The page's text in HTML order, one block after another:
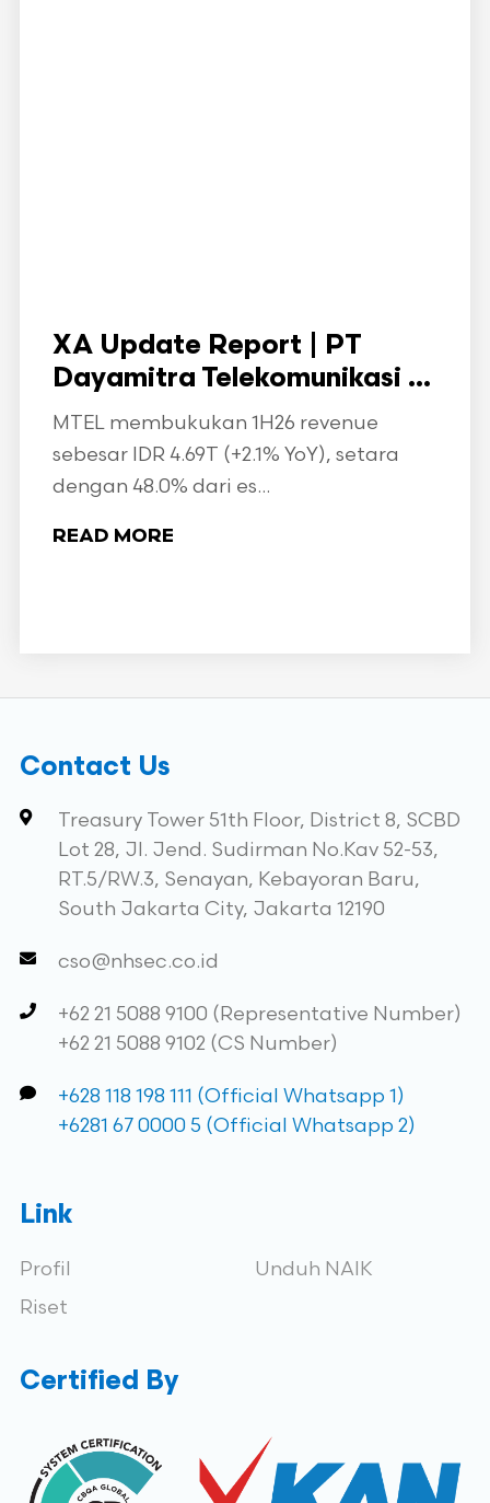
XA Update Report | PT
Dayamitra Telekomunikasi ...
MTEL membukukan 1H26 revenue
sebesar IDR 4.69T (+2.1% YoY), setara
dengan 48.0% dari es...
READ MORE
Contact Us
Treasury Tower 51th Floor, District 8, SCBD
Lot 28, Jl. Jend. Sudirman No.Kav 52-53,
RT.5/RW.3, Senayan, Kebayoran Baru,
South Jakarta City, Jakarta 12190
cso@nhsec.co.id
+62 21 5088 9100 (Representative Number)
+62 21 5088 9102 (CS Number)
+628 118 198 111 (Official Whatsapp 1)
+6281 67 0000 5 (Official Whatsapp 2)
Link
Profil
Riset
Unduh NAIK
Certified By